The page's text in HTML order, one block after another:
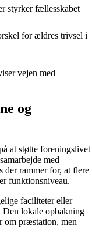
styrker fællesskabet
for ældres trivsel i
vejen med
og
at støtte foreningslivet
med
der rammer for, at flere
funktionsniveau.
faciliteter eller
Den lokale opbakning
om præstation, men